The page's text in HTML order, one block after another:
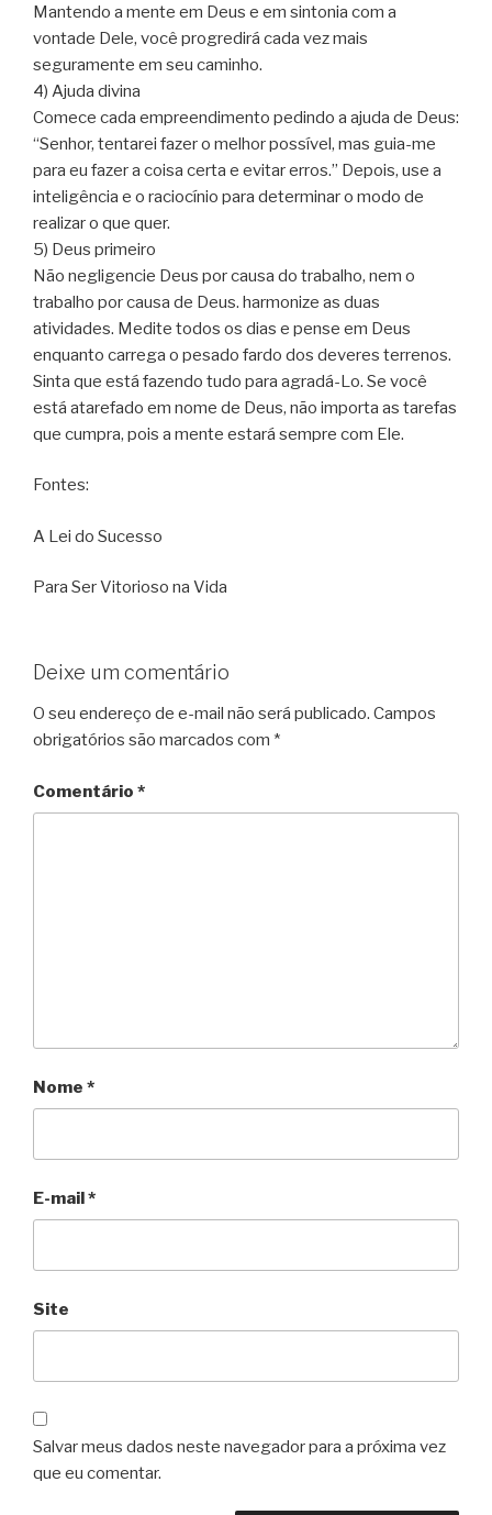
Mantendo a mente em Deus e em sintonia com a
vontade Dele, você progredirá cada vez mais
seguramente em seu caminho.
4) Ajuda divina
Comece cada empreendimento pedindo a ajuda de Deus:
“Senhor, tentarei fazer o melhor possível, mas guia-me
para eu fazer a coisa certa e evitar erros.” Depois, use a
inteligência e o raciocínio para determinar o modo de
realizar o que quer.
5) Deus primeiro
Não negligencie Deus por causa do trabalho, nem o
trabalho por causa de Deus. harmonize as duas
atividades. Medite todos os dias e pense em Deus
enquanto carrega o pesado fardo dos deveres terrenos.
Sinta que está fazendo tudo para agradá-Lo. Se você
está atarefado em nome de Deus, não importa as tarefas
que cumpra, pois a mente estará sempre com Ele.
Fontes:
A Lei do Sucesso
Para Ser Vitorioso na Vida
Deixe um comentário
O seu endereço de e-mail não será publicado. Campos
obrigatórios são marcados com *
Comentário *
Nome *
E-mail*
Site
Salvar meus dados neste navegador para a próxima vez
que eu comentar.